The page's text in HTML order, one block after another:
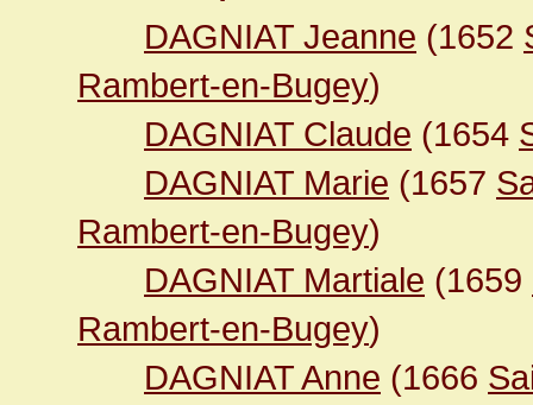
DAGNIAT Jeanne (1652
Rambert-en-Bugey)
DAGNIAT Claude (1654
DAGNIAT Marie (1657
Rambert-en-Bugey)
DAGNIAT Martiale (1659
Rambert-en-Bugey)
DAGNIAT Anne (1666